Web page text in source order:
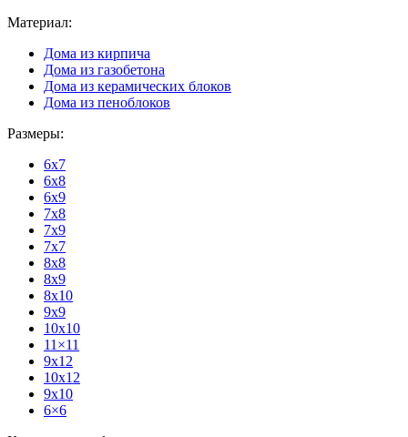
Материал:
Дома из кирпича
Дома из газобетона
Дома из керамических блоков
Дома из пеноблоков
Размеры:
6x7
6x8
6x9
7x8
7x9
7x7
8x8
8x9
8x10
9x9
10x10
11×11
9x12
10x12
9x10
6×6